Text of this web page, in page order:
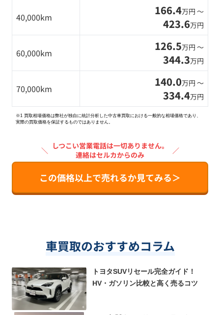
40,000km 166.4万円 〜
423.6万円
60,000km 126.5万円 〜
344.3万円
70,000km 140.0万円 〜
334.4万円
※1 買取相場価格は弊社が独自に統計分析した中古車買取における一般的な相場価格であり、
実際の買取価格を保証するものではありません。
＼ しつこい営業電話は一切ありません。
連絡はセルカからのみ
／
この価格以上で売れるか見てみる＞
車買取のおすすめコラム
トヨタSUVリセール完全ガイド！
HV・ガソリン比較と高く売るコツ